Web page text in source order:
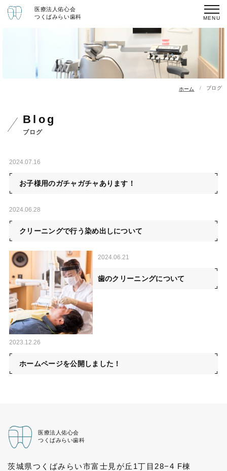
医療法人佑心会
つくばみらい歯科
ホーム ブログ
blog
ブログ
2024.07.16
お子様用のガチャガチャあります！
2024.06.28
クリーニングで行う染め出しについて
2024.06.21
歯のクリーニングについて
2023.12.26
ホームページを公開しました！
医療法人佑心会
つくばみらい歯科
茨城県つくばみらい市富士見が丘1丁目28−4 F棟